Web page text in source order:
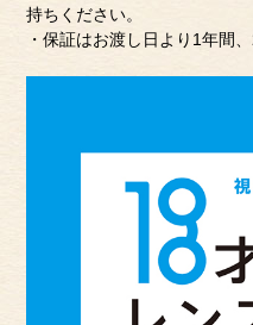
持ちください。
・保証はお渡し日より1年間